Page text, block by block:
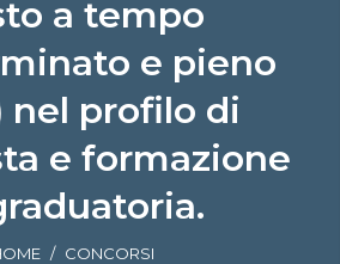
a tempo
e pieno
nel profilo di
e formazione
CONCORSI